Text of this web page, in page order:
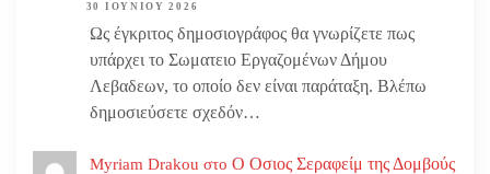
30 ΙΟΥΝΊΟΥ 2026
Ως έγκριτος δημοσιογράφος θα γνωρίζετε πως
υπάρχει το Σωματειο Εργαζομένων Δήμου
Λεβαδεων, το οποίο δεν είναι παράταξη. Βλέπω
δημοσιεύσετε σχεδόν…
Myriam Drakou στο Ο Οσιος Σεραφείμ της Δομβούς